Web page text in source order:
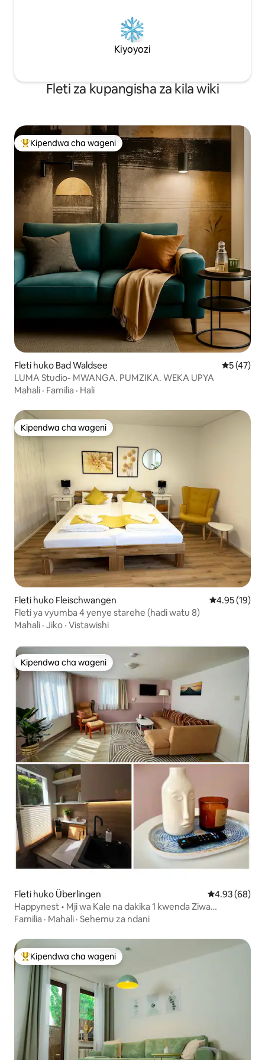
Kiyoyozi
Fleti za kupangisha za kila wiki
Kipendwa maarufu cha wageni
Kipendwa cha wageni
Fleti huko Bad Waldsee Ukadiriaji
5 (47)
LUMA Studio- MWANGA. PUMZIKA. WEKA UPYA
Mahali · Familia · Hali
Kipendwa cha wageni
Kipendwa cha wageni
Fleti huko Fleischwangen Ukadiriaji wa
4.95 (19)
Fleti ya vyumba 4 yenye starehe (hadi watu 8)
Mahali · Jiko · Vistawishi
Kipendwa cha wageni
Kipendwa cha wageni
Fleti huko Überlingen Ukadiriaji wa
4.93 (68)
Happynest • Mji wa Kale na dakika 1 kwenda Ziwa
Constance
Familia · Mahali · Sehemu za ndani
Kipendwa maarufu cha wageni
Kipendwa cha wageni